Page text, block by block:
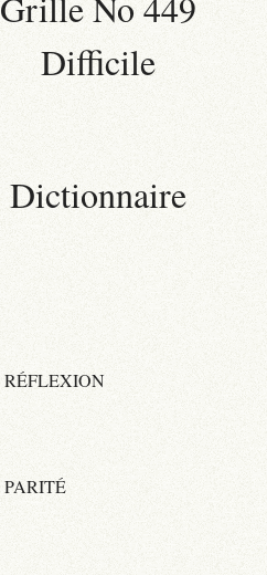
Difficile
Dictionnaire
RÉFLEXION
PARITÉ